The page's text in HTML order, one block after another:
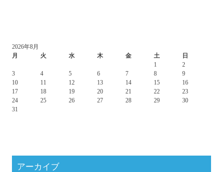
2026年8月
月
火 水 木 金 土
日
1
2
3
4 5 6 7 8
9
10
11 12 13 14 15
16
17
18 19 20 21 22
23
24
25 26 27 28 29
30
31
アーカイブ